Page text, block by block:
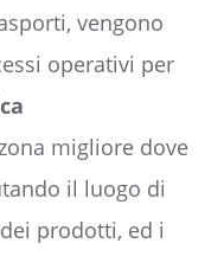
vengono
operativi per
migliore dove
il luogo di
prodotti, ed i